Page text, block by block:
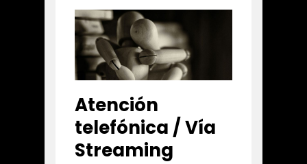
Atención
telefónica / Vía
Streaming